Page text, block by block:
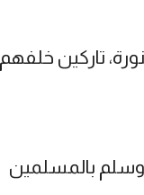
تاركين خلفهم
وسلم بالمسلمين